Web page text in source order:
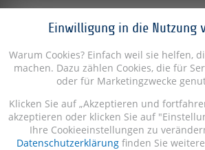
Einwilligung in die Nutzung
Warum Cookies? Einfach weil sie helfen,
machen. Dazu zählen Cookies, die für
oder für Marketingzwecke
Klicken Sie auf „Akzeptieren und
akzeptieren oder klicken Sie auf
Ihre Cookieeinstellungen zu
Datenschutzerklärung finden Sie